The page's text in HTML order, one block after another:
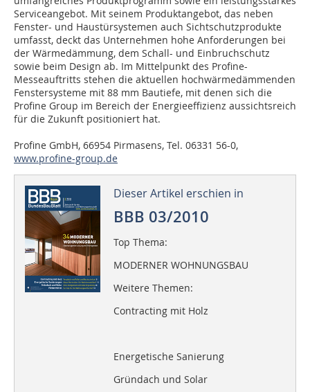
Serviceangebot. Mit seinem Produktangebot, das neben
Fenster- und Haustürsystemen auch Sichtschutzprodukte
umfasst, deckt das Unternehmen hohe Anforderungen bei
der Wärmedämmung, dem Schall- und Einbruchschutz
sowie beim Design ab. Im Mittelpunkt des Profine-
Messeauftritts stehen die aktuellen hochwärmedämmenden
Fenstersysteme mit 88 mm Bautiefe, mit denen sich die
Profine Group im Bereich der Energieeffizienz aussichtsreich
für die Zukunft positioniert hat.
Profine GmbH, 66954 Pirmasens, Tel. 06331 56-0,
www.profine-group.de
Dieser Artikel erschien in
BBB 03/2010
Top Thema:
MODERNER WOHNUNGSBAU
Weitere Themen:
Contracting mit Holz
Energetische Sanierung
Gründach und Solar